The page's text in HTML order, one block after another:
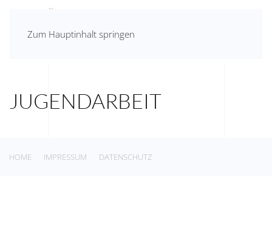
Zum Hauptinhalt springen
JUGENDARBEIT
HOME IMPRESSUM DATENSCHUTZ